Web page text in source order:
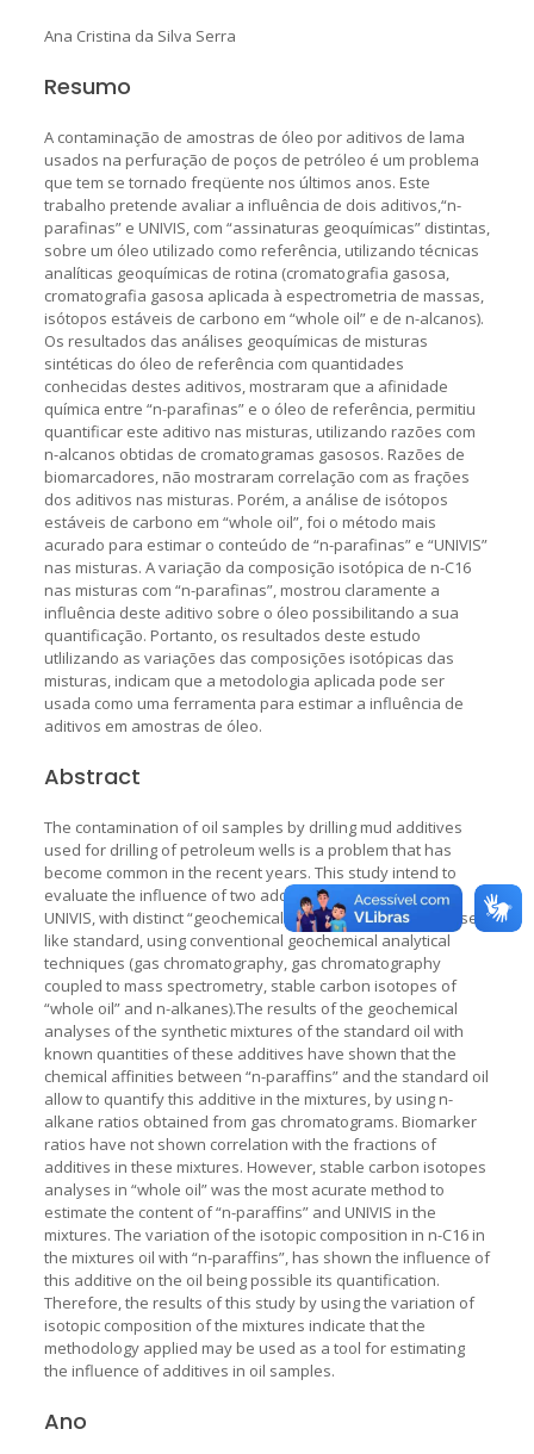
Ana Cristina da Silva Serra
Resumo
A contaminação de amostras de óleo por aditivos de lama
usados na perfuração de poços de petróleo é um problema
que tem se tornado freqüente nos últimos anos. Este
trabalho pretende avaliar a influência de dois aditivos,“n-
parafinas” e UNIVIS, com “assinaturas geoquímicas” distintas,
sobre um óleo utilizado como referência, utilizando técnicas
analíticas geoquímicas de rotina (cromatografia gasosa,
cromatografia gasosa aplicada à espectrometria de massas,
isótopos estáveis de carbono em “whole oil” e de n-alcanos).
Os resultados das análises geoquímicas de misturas
sintéticas do óleo de referência com quantidades
conhecidas destes aditivos, mostraram que a afinidade
química entre “n-parafinas” e o óleo de referência, permitiu
quantificar este aditivo nas misturas, utilizando razões com
n-alcanos obtidas de cromatogramas gasosos. Razões de
biomarcadores, não mostraram correlação com as frações
dos aditivos nas misturas. Porém, a análise de isótopos
estáveis de carbono em “whole oil”, foi o método mais
acurado para estimar o conteúdo de “n-parafinas” e “UNIVIS”
nas misturas. A variação da composição isotópica de n-C16
nas misturas com “n-parafinas”, mostrou claramente a
influência deste aditivo sobre o óleo possibilitando a sua
quantificação. Portanto, os resultados deste estudo
utlilizando as variações das composições isotópicas das
misturas, indicam que a metodologia aplicada pode ser
usada como uma ferramenta para estimar a influência de
aditivos em amostras de óleo.
Abstract
The contamination of oil samples by drilling mud additives
used for drilling of petroleum wells is a problem that has
become common in the recent years. This study intend to
evaluate the influence of two additives, “n-paraffins” and
UNIVIS, with distinct “geochemical fingerprints”, on an oil used
like standard, using conventional geochemical analytical
techniques (gas chromatography, gas chromatography
coupled to mass spectrometry, stable carbon isotopes of
“whole oil” and n-alkanes).The results of the geochemical
analyses of the synthetic mixtures of the standard oil with
known quantities of these additives have shown that the
chemical affinities between “n-paraffins” and the standard oil
allow to quantify this additive in the mixtures, by using n-
alkane ratios obtained from gas chromatograms. Biomarker
ratios have not shown correlation with the fractions of
additives in these mixtures. However, stable carbon isotopes
analyses in “whole oil” was the most acurate method to
estimate the content of “n-paraffins” and UNIVIS in the
mixtures. The variation of the isotopic composition in n-C16 in
the mixtures oil with “n-paraffins”, has shown the influence of
this additive on the oil being possible its quantification.
Therefore, the results of this study by using the variation of
isotopic composition of the mixtures indicate that the
methodology applied may be used as a tool for estimating
the influence of additives in oil samples.
Ano